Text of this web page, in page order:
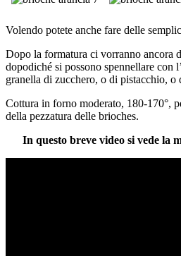
Volendo potete anche fare delle
Dopo la formatura ci vorranno ancora
dopodiché si possono spennellare con
granella di zucchero, o di pistacchio, o
Cottura in forno moderato, 180-170°,
della pezzatura delle brioches.
In questo breve video si vede la